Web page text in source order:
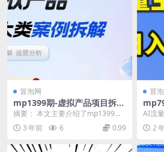
冒泡网
mp1399期-虚拟产品项目拆解
课，十大类案例拆解分析运营
玩法(深度解析虚拟产品项目的
运营策略与技巧)
摘要： 本文主要介绍了mp1399期-
虚拟产品项目拆解课的内容，课程
涵盖了十大类...
3 年前 6 0.99
冒
详解
流量
AI流
玩法
籍【
2